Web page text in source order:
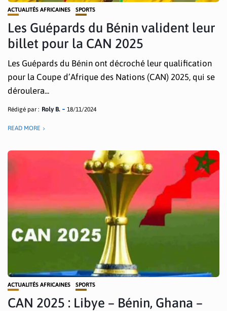
ACTUALITÉS AFRICAINES SPORTS
Les Guépards du Bénin valident leur
billet pour la CAN 2025
Les Guépards du Bénin ont décroché leur qualification
pour la Coupe d’Afrique des Nations (CAN) 2025, qui se
déroulera...
Rédigé par : Roly B. 18/11/2024
READ MORE
ACTUALITÉS AFRICAINES SPORTS
CAN 2025 : Libye – Bénin, Ghana –